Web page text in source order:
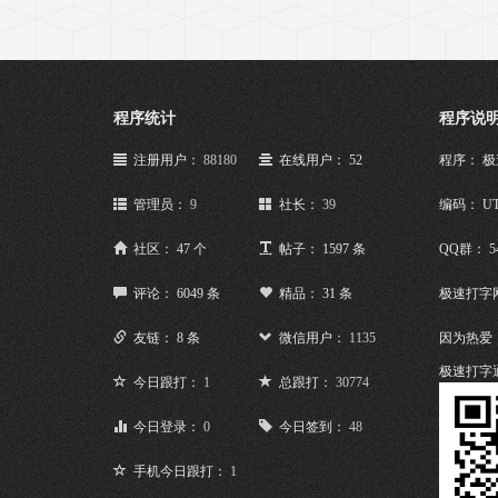
程序统计
注册用户： 88180 在线用户： 52
管理员： 9 社长：39
社区： 47 个 帖子： 1597 条
评论： 6049 条 精品： 31 条
友链： 8 条 微信用户： 1135
今日跟打：1 总跟打：30774
今日登录： 0 今日签到：48
手机今日跟打： 1
程序说
程序：
编码：
QQ群：
极速打字
因为热爱
极速打字